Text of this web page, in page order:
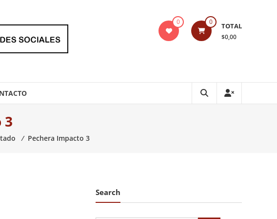
0 0 TOTAL
$0,00
3
⁄ Pechera Impacto 3
Search